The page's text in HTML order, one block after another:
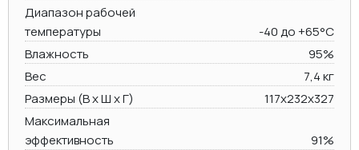
Диапазон рабочей
температуры
-40 до +65°C
Влажность
95%
Вес
7,4 кг
Размеры (В х Ш х Г)
117x232х327
Максимальная
эффективность
91%